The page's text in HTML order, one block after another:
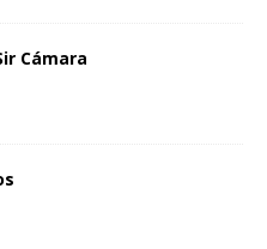
Cámara